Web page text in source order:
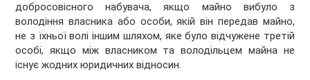
добросовісного набувача, якщо майно вибуло з
володіння власника або особи, якій він передав майно,
не з їхньої волі іншим шляхом, яке було відчужене третій
особі, якщо між власником та володільцем майна не
існує жодних юридичних відносин.